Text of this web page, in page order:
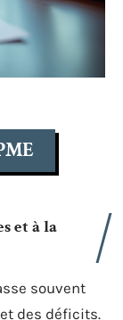
et à la
souvent
des déficits.